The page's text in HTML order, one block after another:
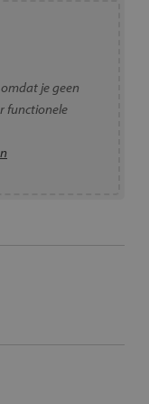
je geen
functionele